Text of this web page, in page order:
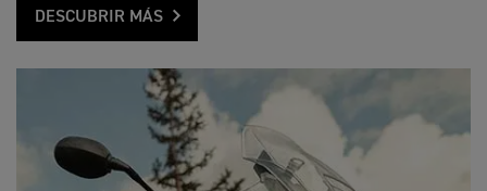
DESCUBRIR MÁS